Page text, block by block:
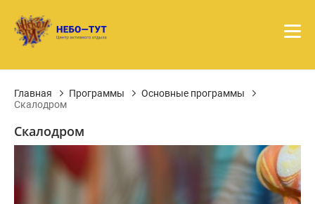
Главная Программы
Основные программы
Скалодром
Скалодром